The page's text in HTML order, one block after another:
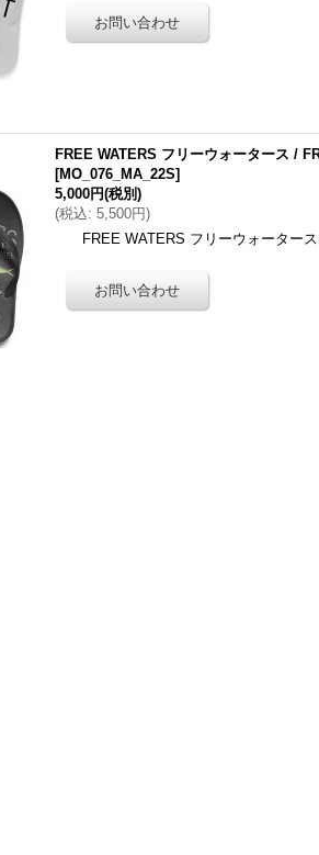
FREE WATERS フリーウォータース /
[MO_076_MA_22S]
5,000円(税別)
(税込: 5,500円)
FREE WATERS フリーウォーター